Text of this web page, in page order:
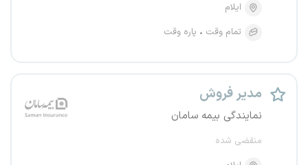
ایلام
تمام وقت
پاره وقت
مدیر فروش
نمایندگی بیمه سامان
منقضی شده